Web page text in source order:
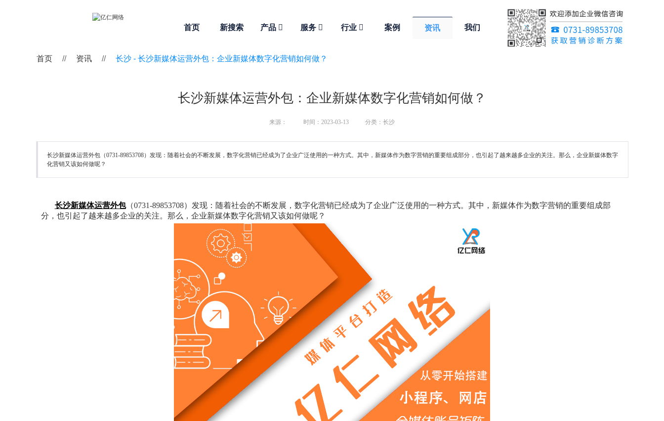
首页 新搜索 产品 服务 行业 案例 资讯 我们
长沙新媒体运营外包：企业新媒体数字化营销如何做？
来源： 时间：2023-03-13 分类：长沙
长沙新媒体运营外包（0731-89853708）发现：随着社会的不断发展，数字化营销已经成为了企业广泛使用的一种方式。其中，新媒体作为数字营销的重要组成部分，也引起了越来越多企业的关注。那么，企业新媒体数字
化营销又该如何做呢？
长沙新媒体运营外包（0731-89853708）发现：随着社会的不断发展，数字化营销已经成为了企业广泛使用的一种方式。其中，新媒体作为数字营销的重要组成部
分，也引起了越来越多企业的关注。那么，企业新媒体数字化营销又该如何做呢？
首页 // 资讯 // 长沙 - 长沙新媒体运营外包：企业新媒体数字化营销如何做？